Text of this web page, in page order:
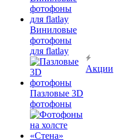
Виниловые
фотофоны
для flatlay
Пазловые 3D
фотофоны
Акции